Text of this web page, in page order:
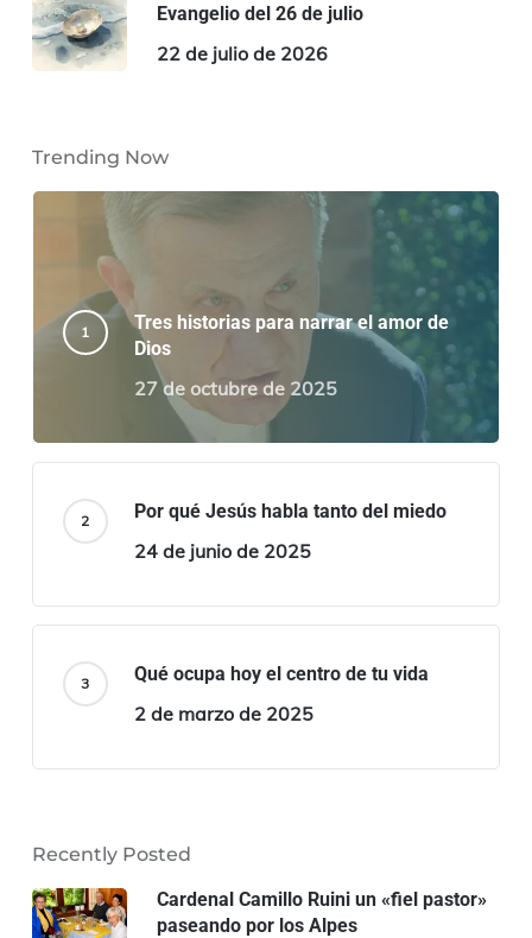
Evangelio del 26 de julio
22 de julio de 2026
Trending Now
Tres historias para narrar el amor de
Dios
27 de octubre de 2025
Por qué Jesús habla tanto del miedo
24 de junio de 2025
Qué ocupa hoy el centro de tu vida
2 de marzo de 2025
Recently Posted
Cardenal Camillo Ruini un «fiel pastor»
paseando por los Alpes